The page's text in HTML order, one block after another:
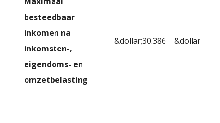
besteedbaar
inkomen na
inkomsten-,
eigendoms- en
omzetbelasting
&dollar;30.386